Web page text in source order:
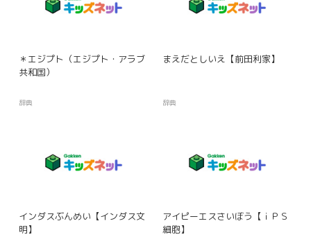
＊エジプト（エジプト・アラブ
共和国）
辞典
まえだとしいえ【前田利家】
辞典
インダスぶんめい【インダス文
明】
アイピーエスさいぼう【ｉＰＳ
細胞】